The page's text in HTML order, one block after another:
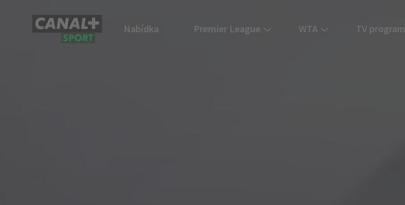
CANAL+ Sport Nabídka Premier League WTA TV program